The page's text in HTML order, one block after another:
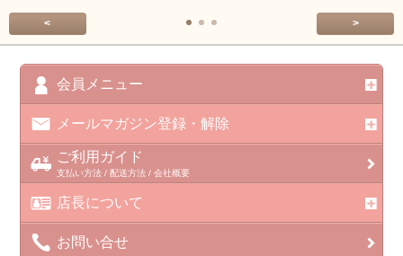
< >
会員メニュー
メールマガジン登録・解除
ご利用ガイド
支払い方法 / 配送方法 / 会社概要
店長について
お問い合せ